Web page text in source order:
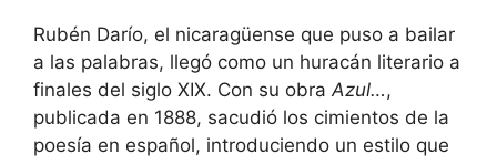
Rubén Darío, el nicaragüense que puso a bailar
a las palabras, llegó como un huracán literario a
finales del siglo XIX. Con su obra Azul…,
publicada en 1888, sacudió los cimientos de la
poesía en español, introduciendo un estilo que